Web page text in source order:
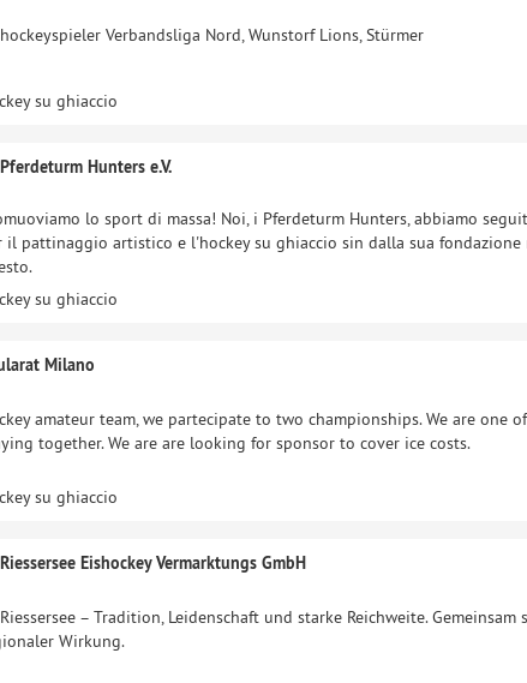
Verbandsliga Nord, Wunstorf Lions, Stürmer
su ghiaccio
Pferdeturm Hunters e.V.
lo sport di massa! Noi, i Pferdeturm Hunters, abbiamo
il pattinaggio artistico e l'hockey su ghiaccio sin dalla sua
su ghiaccio
Milano
amateur team, we partecipate to two championships. We are one
together. We are are looking for sponsor to cover ice costs.
su ghiaccio
Riessersee Eishockey Vermarktungs GmbH
Riessersee – Tradition, Leidenschaft und starke Reichweite.
Wirkung.